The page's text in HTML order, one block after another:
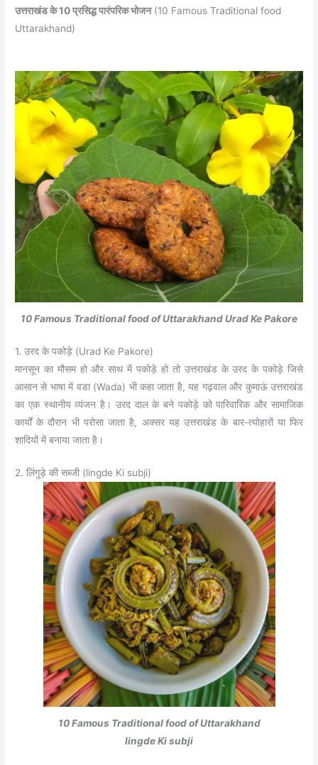
उत्तराखंड के 10 प्रसिद्ध पारंपरिक भोजन(10 Famous Traditional food
Uttarakhand)
10 Famous Traditional food of Uttarakhand Urad Ke Pakore
1. उरद के पकोड़े (Urad Ke Pakore)
मानसून का मौसम हो और साथ में पकोड़े हो तो उत्तराखंड के उरद के पकोड़े जिसे
आसान से भाषा में वडा (Wada) भी कहा जाता है, यह गढ़वाल और कुमाऊं उत्तराखंड
का एक स्थानीय व्यंजन है। उरद दाल के बने पकोड़े को पारिवारिक और सामाजिक
कार्यों के दौरान भी परोसा जाता है, अक्सर यह उत्तराखंड के बार-त्योहारों या फिर
शादियों में बनाया जाता है।
2. लिंगुड़े की सब्जी (lingde Ki subji)
10 Famous Traditional food of Uttarakhand
lingde Ki subji